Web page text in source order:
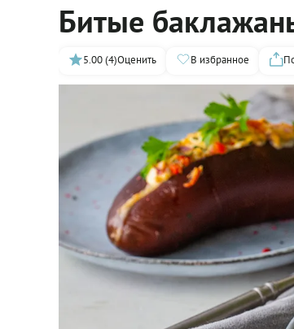
Битые
5.00 (4)Оценить В избранное